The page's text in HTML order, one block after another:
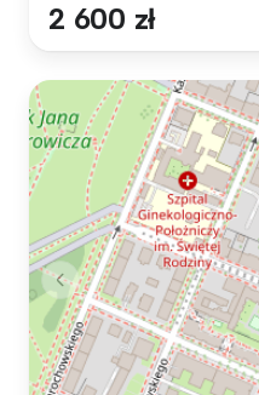
2 600 zł